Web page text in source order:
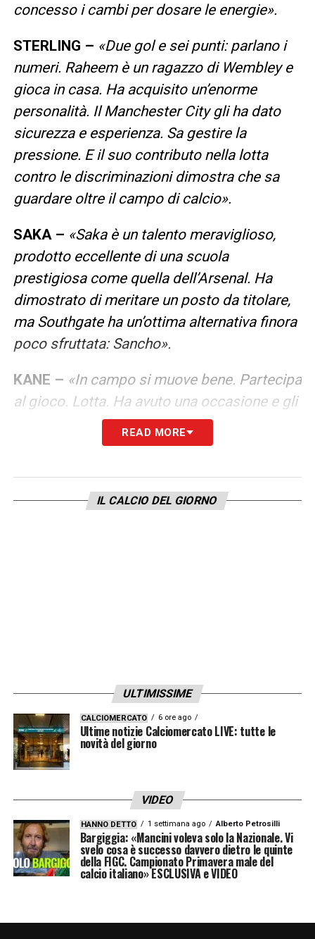
concesso i cambi per dosare le energie».
STERLING – «Due gol e sei punti: parlano i
numeri. Raheem è un ragazzo di Wembley e
gioca in casa. Ha acquisito un’enorme
personalità. Il Manchester City gli ha dato
sicurezza e esperienza. Sa gestire la
pressione. E il suo contributo nella lotta
contro le discriminazioni dimostra che sa
guardare oltre il campo di calcio».
SAKA – «Saka è un talento meraviglioso,
prodotto eccellente di una scuola
prestigiosa come quella dell’Arsenal. Ha
dimostrato di meritare un posto da titolare,
ma Southgate ha un’ottima alternativa finora
poco sfruttata: Sancho».
KANE – «In campo si muove bene. Partecipa
al gioco. Lotta. Ha avuto una occasione e gli
è andata male. Si sa come va con gli
attaccanti: restano a digiuno, poi
ripeterà anche con Kane».
chance concessa a Bale, con l’area libera: un
momento di deconcentrazione che non
appartiene alla cultura del vostro calcio».
READ MORE
IL CALCIO DEL GIORNO
ULTIMISSIME
CALCIOMERCATO 6 ore ago
Ultime notizie Calciomercato LIVE: tutte le
novità del giorno
VIDEO
HANNO DETTO 1 settimana ago Alberto Petrosilli
Bargiggia: «Mancini voleva solo la Nazionale. Vi
svelo cosa è successo davvero dietro le quinte
della FIGC. Campionato Primavera male del
calcio italiano» ESCLUSIVA e VIDEO